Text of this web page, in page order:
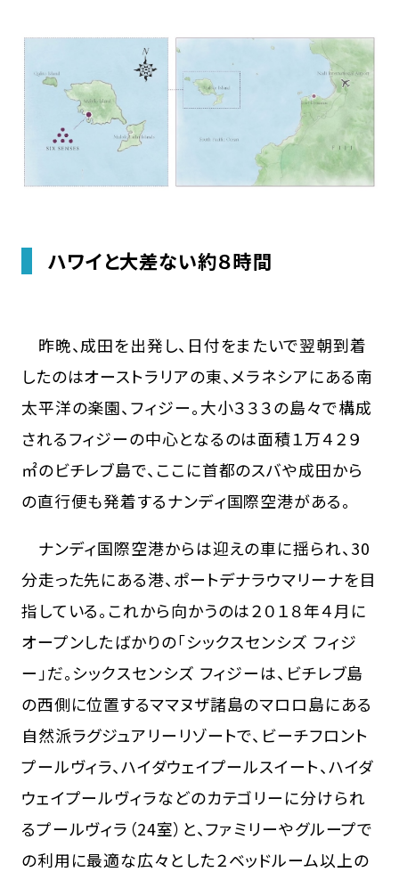
ハワイと大差ない約８時間
昨晩、成田を出発し、日付をまたいで翌朝到着
したのはオーストラリアの東、メラネシアにある南
太平洋の楽園、フィジー。大小３３３の島々で構成
されるフィジーの中心となるのは面積１万４２９
㎡のビチレブ島で、ここに首都のスバや成田から
の直行便も発着するナンディ国際空港がある。
ナンディ国際空港からは迎えの車に揺られ、30
分走った先にある港、ポートデナラウマリーナを目
指している。これから向かうのは２０１８年４月に
オープンしたばかりの「シックスセンシズ フィジ
ー」だ。シックスセンシズ フィジーは、ビチレブ島
の西側に位置するママヌザ諸島のマロロ島にある
自然派ラグジュアリーリゾートで、ビーチフロント
プールヴィラ、ハイダウェイプールスイート、ハイダ
ウェイプールヴィラなどのカテゴリーに分けられ
るプールヴィラ（24室）と、ファミリーやグループで
の利用に最適な広々とした２ベッドルーム以上の